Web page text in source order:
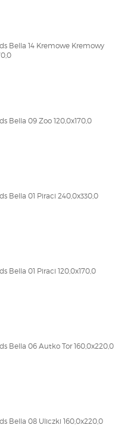
Bella 14 Kremowe Kremowy
Bella 09 Zoo 120,0x170,0
Bella 01 Piraci 240,0x330,0
Bella 01 Piraci 120,0x170,0
Bella 06 Autko Tor 160,0x220,0
Bella 08 Uliczki 160,0x220,0